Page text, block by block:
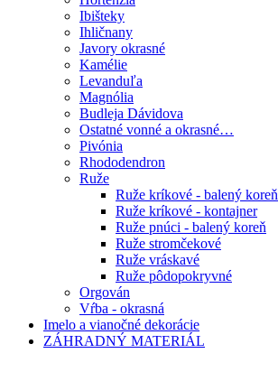
Ibišteky
Ihličnany
Javory okrasné
Kamélie
Levanduľa
Magnólia
Budleja Dávidova
Ostatné vonné a okrasné…
Pivónia
Rhododendron
Ruže
Ruže kríkové - balený koreň
Ruže kríkové - kontajner
Ruže pnúci - balený koreň
Ruže stromčekové
Ruže vráskavé
Ruže pôdopokryvné
Orgován
Vŕba - okrasná
Imelo a vianočné dekorácie
ZÁHRADNÝ MATERIÁL